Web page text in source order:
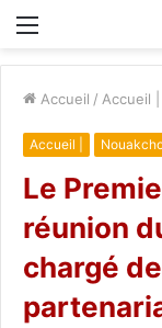
Menu
Accueil / Accueil |
Accueil |
Le
réunion
chargé